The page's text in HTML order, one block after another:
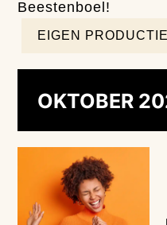
Beestenboel!
EIGEN PRODUCTIE
OKTOBER